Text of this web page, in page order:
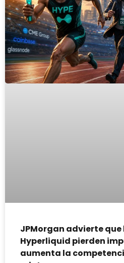
JPMorgan advierte que
Hyperliquid pierden
aumenta la